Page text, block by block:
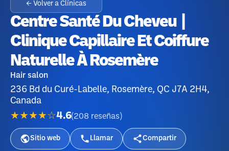
← Volver a Clínicas
Centre Santé Du Cheveu |
Clinique Capillaire Et Coiffure
Naturelle À Rosemère
Hair salon
236 Bd du Curé-Labelle, Rosemère, QC J7A 2H4,
Canada
★★★★☆4.6(208 reseñas )
Sitio web Llamar Compartir